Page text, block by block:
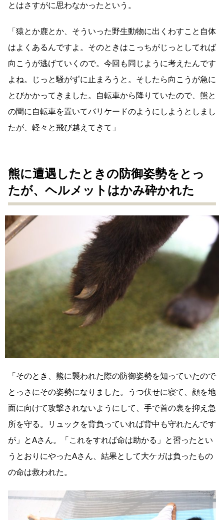
とはさすがに思わなかったという。
「猿とか鹿とか、そういった野生動物に出くわすこと自体
はよくあるんですよ。そのときはこっちがじっとしてれば
向こうが逃げていくので。今回も同じように考えたんです
よね。じっと騒がずに止まろうと。そしたら向こうが急に
とびかかってきました。自転車から降りていたので、熊と
の間に自転車を置いてバリケードのようにしようとしまし
たが、軽々と飛び越えてきて」
熊に遭遇したときの防御姿勢をとっ
たが、ヘルメットはかみ砕かれた
「そのとき、熊に襲われた際の防御姿勢を知っていたので
とっさにその姿勢になりました。うつ伏せに寝て、顔を地
面に向けて攻撃されないようにして、手で首の裏を抑え急
所を守る。リュックを背負っていれば背中も守れたんです
が」とAさん。「これをすれば命は助かる」と習ったとい
うとおりにやったAさん、結果として大ケガは負ったもの
の命は救われた。